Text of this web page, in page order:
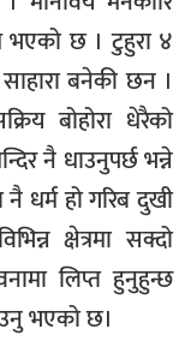
भएको छ । टुहुरा ४
बनेकी छन ।
बोहोरा धेरैको
नै धाउनुपर्छ भन्ने
धर्म हो गरिब दुखी
क्षेत्रमा सक्दो
लिप्त हुनुहुन्छ
भएको छ।